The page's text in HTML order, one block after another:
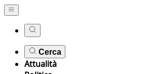
Cerca
Attualità